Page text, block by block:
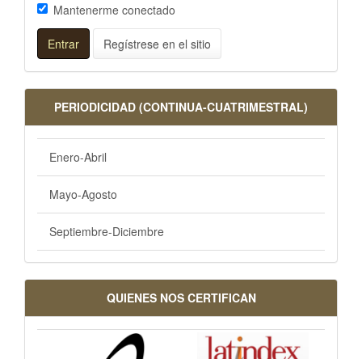
Mantenerme conectado
Entrar Regístrese en el sitio
PERIODICIDAD (CONTINUA-CUATRIMESTRAL)
Enero-Abril
Mayo-Agosto
Septiembre-Diciembre
QUIENES NOS CERTIFICAN